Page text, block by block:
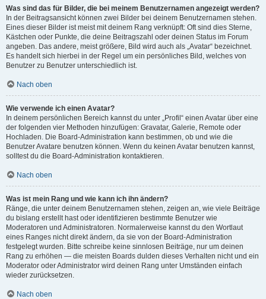
Was sind das für Bilder, die bei meinem Benutzernamen angezeigt werden?
In der Beitragsansicht können zwei Bilder bei deinem Benutzernamen stehen.
Eines dieser Bilder ist meist mit deinem Rang verknüpft: Oft sind dies Sterne,
Kästchen oder Punkte, die deine Beitragszahl oder deinen Status im Forum
angeben. Das andere, meist größere, Bild wird auch als „Avatar“ bezeichnet.
Es handelt sich hierbei in der Regel um ein persönliches Bild, welches von
Benutzer zu Benutzer unterschiedlich ist.
Nach oben
Wie verwende ich einen Avatar?
In deinem persönlichen Bereich kannst du unter „Profil“ einen Avatar über eine
der folgenden vier Methoden hinzufügen: Gravatar, Galerie, Remote oder
Hochladen. Die Board-Administration kann bestimmen, ob und wie die
Benutzer Avatare benutzen können. Wenn du keinen Avatar benutzen kannst,
solltest du die Board-Administration kontaktieren.
Nach oben
Was ist mein Rang und wie kann ich ihn ändern?
Ränge, die unter deinem Benutzernamen stehen, zeigen an, wie viele Beiträge
du bislang erstellt hast oder identifizieren bestimmte Benutzer wie
Moderatoren und Administratoren. Normalerweise kannst du den Wortlaut
eines Ranges nicht direkt ändern, da sie von der Board-Administration
festgelegt wurden. Bitte schreibe keine sinnlosen Beiträge, nur um deinen
Rang zu erhöhen — die meisten Boards dulden dieses Verhalten nicht und ein
Moderator oder Administrator wird deinen Rang unter Umständen einfach
wieder zurücksetzen.
Nach oben